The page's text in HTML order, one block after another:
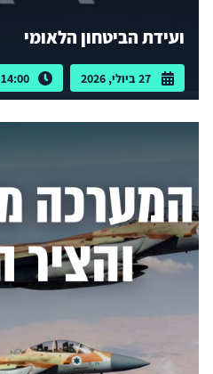
ועידת הביטחון הלאומי
27 ביולי, 2026 14:00 - 10:00